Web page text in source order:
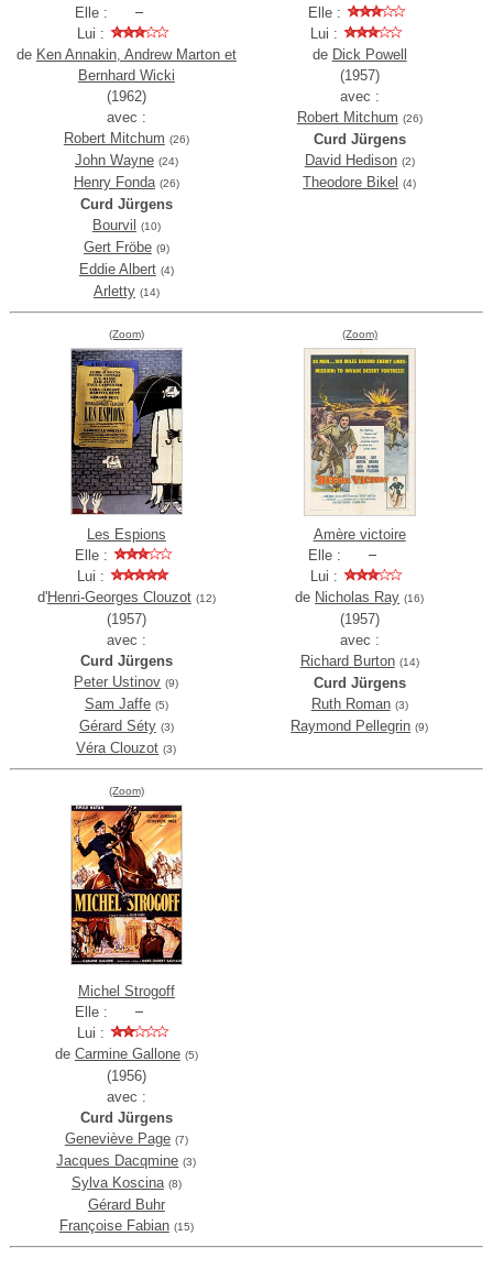
Elle :
Lui :
de Ken Annakin, Andrew Marton et
Bernhard Wicki
(1962)
avec :
Robert Mitchum (26)
John Wayne (24)
Henry Fonda (26)
Curd Jürgens
Bourvil
(10)
Gert Fröbe (9)
Eddie Albert (4)
Arletty (14)
Elle :
Lui :
de Dick Powell
(1957)
avec :
Robert Mitchum (26)
Curd Jürgens
David Hedison (2)
Theodore Bikel (4)
(Zoom)
Les Espions
Elle :
Lui :
d'Henri-Georges Clouzot (12)
(1957)
avec :
Curd Jürgens
Peter Ustinov (9)
Sam Jaffe (5)
Gérard Séty (3)
Véra Clouzot (3)
(Zoom)
Amère victoire
Elle :
Lui :
de Nicholas Ray (16)
(1957)
avec :
Richard Burton (14)
Curd Jürgens
Ruth Roman (3)
Raymond Pellegrin (9)
(Zoom)
Michel Strogoff
Elle :
Lui :
de Carmine Gallone (5)
(1956)
avec :
Curd Jürgens
Geneviève Page (7)
Jacques Dacqmine (3)
Sylva Koscina (8)
Gérard Buhr
Françoise Fabian (15)